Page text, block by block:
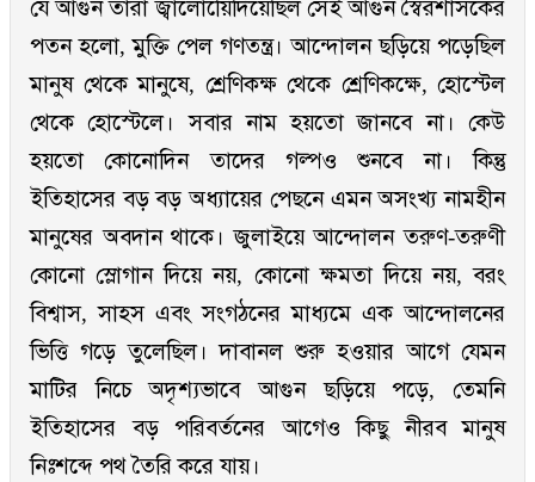
যে আগুন তারা জ্বালােয়েিদিয়েছিল সেই আগুন স্বৈরশাসকের
পতন হলো, মুক্তি পেল গণতন্ত্র। আন্দোলন ছড়িয়ে পড়েছিল
মানুষ থেকে মানুষে, শ্রেণিকক্ষ থেকে শ্রেণিকক্ষে, হোস্টেল
থেকে হোস্টেলে। সবার নাম হয়তো জানবে না। কেউ
হয়তো কোনোদিন তাদের গল্পও শুনবে না। কিন্তু
ইতিহাসের বড় বড় অধ্যায়ের পেছনে এমন অসংখ্য নামহীন
মানুষের অবদান থাকে। জুলাইয়ে আন্দোলন তরুণ-তরুণী
কোনো স্লোগান দিয়ে নয়, কোনো ক্ষমতা দিয়ে নয়, বরং
বিশ্বাস, সাহস এবং সংগঠনের মাধ্যমে এক আন্দোলনের
ভিত্তি গড়ে তুলেছিল। দাবানল শুরু হওয়ার আগে যেমন
মাটির নিচে অদৃশ্যভাবে আগুন ছড়িয়ে পড়ে, তেমনি
ইতিহাসের বড় পরিবর্তনের আগেও কিছু নীরব মানুষ
নিঃশব্দে পথ তৈরি করে যায়।